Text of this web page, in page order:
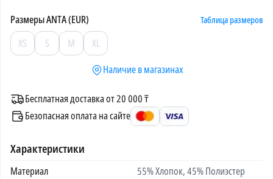
РазмерыANTA (EUR) Таблица размеров
XS S M
XL
Наличие в магазинах
Бесплатная доставка от 20 000 ₸
Безопасная оплата на сайте
Характеристики
Материал
55% Хлопок, 45% Полиэстер